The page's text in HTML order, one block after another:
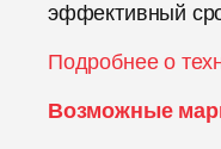
эффективный
Подробнее о
Возможные